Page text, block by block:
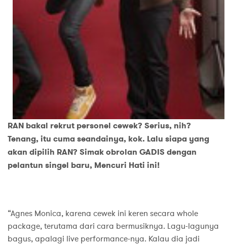
RAN bakal rekrut personel cewek? Serius, nih?
Tenang, itu cuma seandainya, kok. Lalu siapa yang
akan dipilih RAN? Simak obrolan GADIS dengan
pelantun singel baru, Mencuri Hati ini!
“Agnes Monica, karena cewek ini keren secara whole
package, terutama dari cara bermusiknya. Lagu-lagunya
bagus, apalagi live performance-nya. Kalau dia jadi